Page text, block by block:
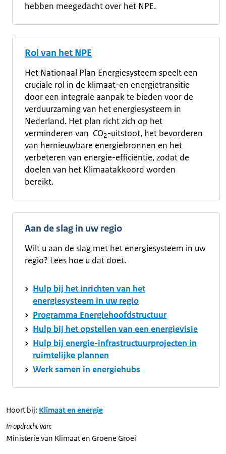
hebben meegedacht over het NPE.
Rol van het NPE
Het Nationaal Plan Energiesysteem speelt een
cruciale rol in de klimaat-en energietransitie
door een integrale aanpak te bieden voor de
verduurzaming van het energiesysteem in
Nederland. Het plan richt zich op het
verminderen van CO2-uitstoot, het bevorderen
van hernieuwbare energiebronnen en het
verbeteren van energie-efficiëntie, zodat de
doelen van het Klimaatakkoord worden
bereikt.
Aan de slag in uw regio
Wilt u aan de slag met het energiesysteem in uw
regio? Lees hoe u dat doet.
Hulp bij het inrichten van het
energiesysteem in uw regio
Programma Energiehoofdstructuur
Hulp bij het opstellen van een energievisie
Hulp bij energie-infrastructuurprojecten in
ruimtelijke plannen
Werk samen in energiehubs
Hoort bij: Klimaat en energie
In opdracht van:
Ministerie van Klimaat en Groene Groei